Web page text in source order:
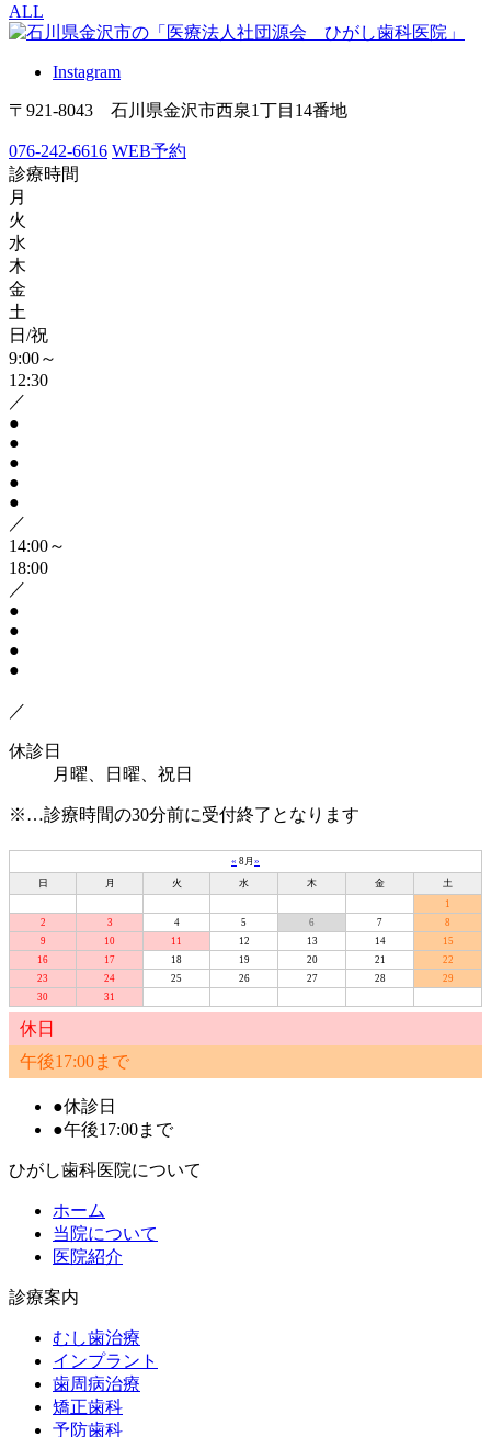
ALL
Instagram
〒921-8043 石川県金沢市西泉1丁目14番地
076-242-6616 WEB予約
診療時間
月
火
水
木
金
土
日/祝
9:00～
12:30
／
●
●
●
●
●
／
14:00～
18:00
／
●
●
●
●
／
休診日
月曜、日曜、祝日
※…診療時間の30分前に受付終了となります
« 8月 »
日
月 火 水 木 金
土
1
2
3 4 5 6 7
8
9
10 11 12 13 14
15
16
17 18 19 20 21
22
23
24 25 26 27 28
29
30
31
休日
午後17:00まで
●休診日
●午後17:00まで
ひがし歯科医院について
ホーム
当院について
医院紹介
診療案内
むし歯治療
インプラント
歯周病治療
矯正歯科
予防歯科